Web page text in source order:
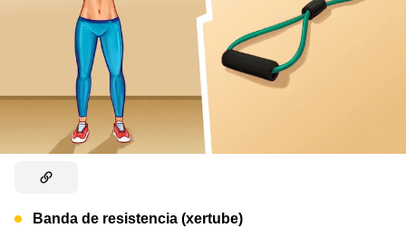
Banda de resistencia (xertube)